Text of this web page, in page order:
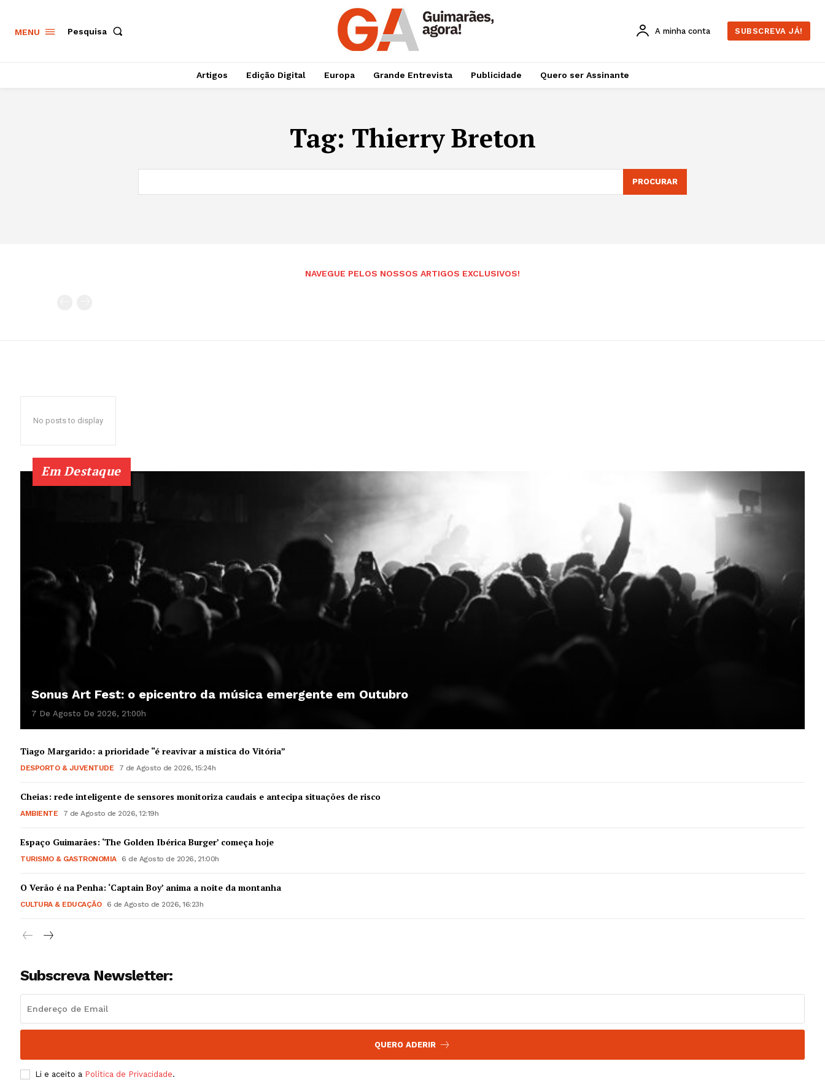
Guimarães, agora!
MENU Pesquisa A minha conta SUBSCREVA JÁ!
Artigos Edição Digital Europa Grande Entrevista Publicidade Quero ser Assinante
Tag: Thierry Breton
PROCURAR
NAVEGUE PELOS NOSSOS ARTIGOS EXCLUSIVOS!
No posts to display
Em Destaque
Sonus Art Fest: o epicentro da música emergente em Outubro
7 De Agosto De 2026, 21:00h
Tiago Margarido: a prioridade “é reavivar a mística do Vitória”
DESPORTO & JUVENTUDE 7 de Agosto de 2026, 15:24h
Cheias: rede inteligente de sensores monitoriza caudais e antecipa situações de risco
AMBIENTE 7 de Agosto de 2026, 12:19h
Espaço Guimarães: ‘The Golden Ibérica Burger’ começa hoje
TURISMO & GASTRONOMIA 6 de Agosto de 2026, 21:00h
O Verão é na Penha: ‘Captain Boy’ anima a noite da montanha
CULTURA & EDUCAÇÃO 6 de Agosto de 2026, 16:23h
Subscreva Newsletter:
QUERO ADERIR
Li e aceito a Política de Privacidade.